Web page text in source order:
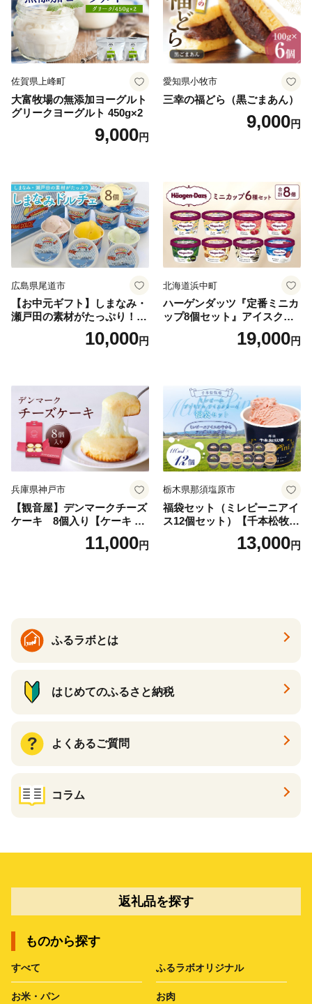
佐賀県上峰町
大富牧場の無添加ヨーグルト
グリークヨーグルト 450g×2
9,000円
愛知県小牧市
三幸の福どら（黒ごまあん）
9,000円
広島県尾道市
【お中元ギフト】しまなみ・
瀬戸田の素材がたっぷり！ジ
10,000円
北海道浜中町
ハーゲンダッツ『定番ミニカ
ップ8個セット』アイスクリ
ーム アイス スイーツ デザー
19,000円
兵庫県神戸市
【観音屋】デンマークチーズ
ケーキ 8個入り【ケーキ チ
ーズケーキ 人気スイーツ お
すすめスイーツ 神戸スイー
11,000円
栃木県那須塩原市
福袋セット（ミレピーニアイ
ス12個セット）【千本松牧
場】 ns025-014-12 【デザー
ト 詰め合わせ ギフト】
13,000円
ふるラボとは
はじめてのふるさと納税
よくあるご質問
コラム
返礼品を探す
ものから探す
すべて ふるラボオリジナル
お米・パン お肉